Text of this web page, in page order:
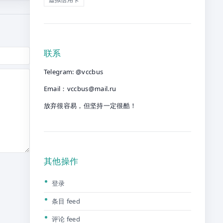
联系
Telegram: @vccbus
Email： vccbus@mail.ru
放弃很容易，但坚持一定很酷！
其他操作
登录
条目 feed
评论 feed